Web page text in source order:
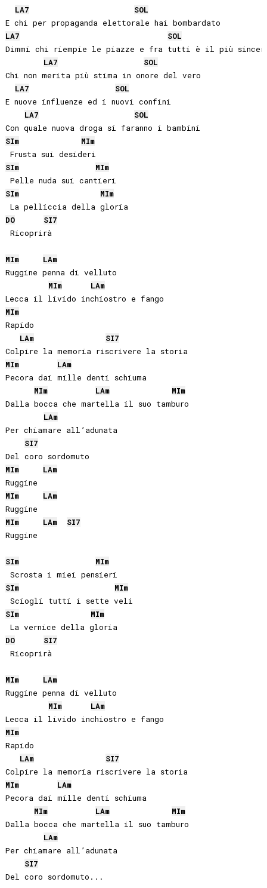
LA7
SOL
LA7
SOL
Dimmi chi riempie le piazze e fra tutti è il più
LA7
SOL
Chi non merita più stima in onore del vero
LA7
SOL
E nuove influenze ed i nuovi confini
LA7
SOL
SIm MIm
SIm MIm
SIm MIm
La pelliccia della gloria
DO
SI7
Ricoprirà
MIm LAm
Ruggine penna di velluto
MIm LAm
MIm
Rapido
LAm SI7
Colpire la memoria riscrivere la storia
MIm LAm
Pecora dai mille denti schiuma
MIm LAm MIm
Dalla bocca che martella il suo tamburo
LAm
Per chiamare all’adunata
SI7
MIm LAm
MIm LAm
MIm LAm SI7
Ruggine
SIm MIm
SIm MIm
SIm MIm
La vernice della gloria
DO
SI7
Ricoprirà
MIm LAm
Ruggine penna di velluto
MIm LAm
MIm
Rapido
LAm SI7
Colpire la memoria riscrivere la storia
MIm LAm
Pecora dai mille denti schiuma
MIm LAm MIm
Dalla bocca che martella il suo tamburo
LAm
Per chiamare all’adunata
SI7
Del coro sordomuto...